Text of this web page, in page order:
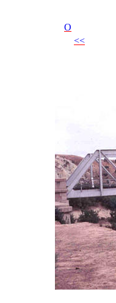
O
<<